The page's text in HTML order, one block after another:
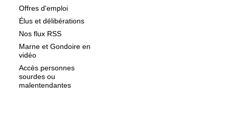
Offres d'emploi
Élus et délibérations
Nos flux RSS
Marne et Gondoire en
vidéo
Accès personnes
sourdes ou
malentendantes